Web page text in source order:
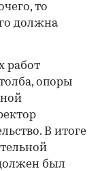
то
должна
работ
опоры
В итоге
был